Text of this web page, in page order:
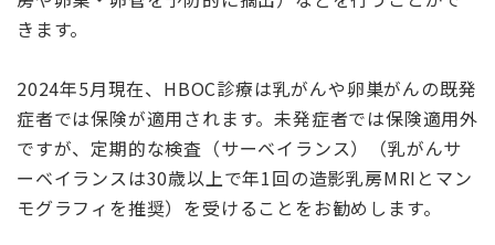
きます。
2024年5月現在、HBOC診療は乳がんや卵巣がんの既発
症者では保険が適用されます。未発症者では保険適用外
ですが、定期的な検査（サーベイランス）（乳がんサ
ーベイランスは30歳以上で年1回の造影乳房MRIとマン
モグラフィを推奨）を受けることをお勧めします。